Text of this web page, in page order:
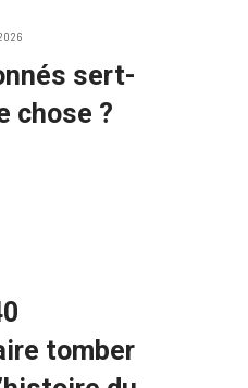
sert-
chose ?
tomber